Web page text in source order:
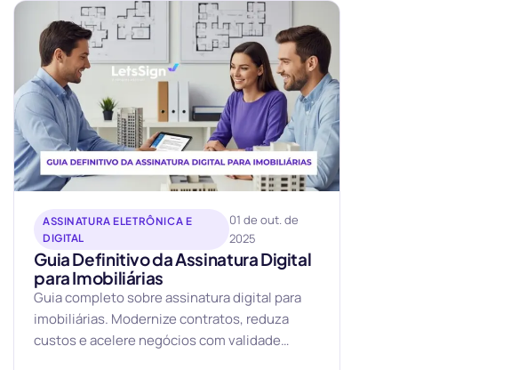
ASSINATURA ELETRÔNICA E
DIGITAL
01 de out. de
2025
Guia Definitivo da Assinatura Digital
para Imobiliárias
Guia completo sobre assinatura digital para
imobiliárias. Modernize contratos, reduza
custos e acelere negócios com validade